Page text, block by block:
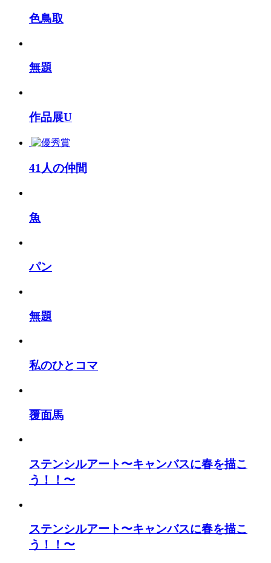
色鳥取
無題
作品展U
41人の仲間
魚
パン
無題
私のひとコマ
覆面馬
ステンシルアート〜キャンバスに春を描こ
う！！〜
ステンシルアート〜キャンバスに春を描こ
う！！〜